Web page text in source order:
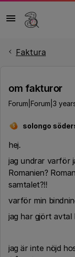
Faktura
om fakturor
Forum|Forum|3
S solongo
hej.
jag undrar varför
Romanien?
samtalet?!!
varför min
jag har gjört avtal
jag är inte nöjd